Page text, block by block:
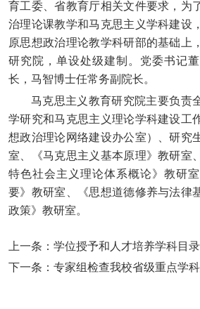
育工委、省教育厅相关文件要求，为
治理论课教学和马克思主义学科建设
原思想政治理论教学科研部的基础上
研究院，单设处级建制。党委书记
长，马智博士任常务副院长。
马克思主义教育研究院主要负责
学研究和马克思主义理论学科建设工
想政治理论网络建设办公室）、研究
室、《马克思主义基本原理》教研室
特色社会主义理论体系概论》教研
要》教研室、《思想道德修养与法律
政策》教研室。
上一条： 学位授予和人才培养学科目
下一条： 专家组检查我校省级重点学